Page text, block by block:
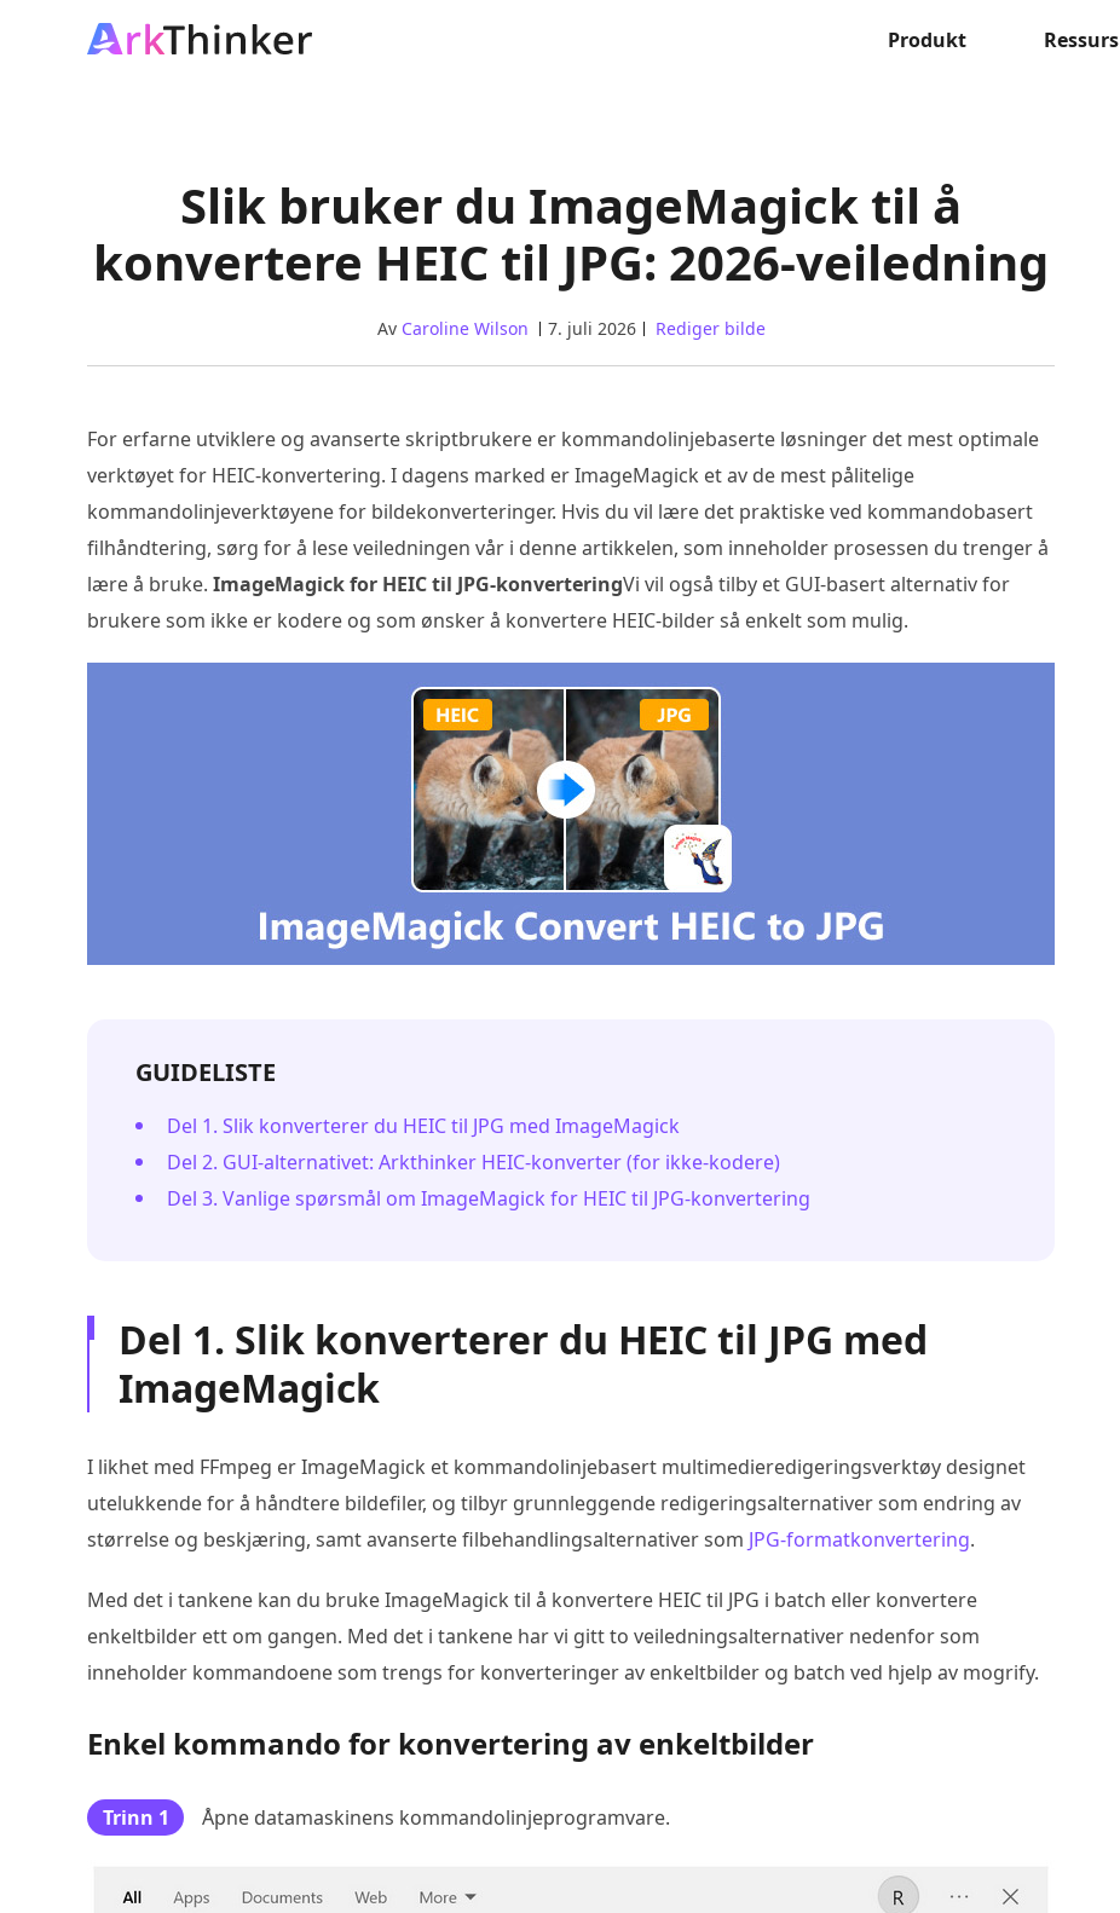
Produkt Ressurs
Slik bruker du ImageMagick til å
konvertere HEIC til JPG: 2026-veiledning
Av Caroline Wilson 7. juli 2026 Rediger bilde
For erfarne utviklere og avanserte skriptbrukere er kommandolinjebaserte løsninger det mest optimale
verktøyet for HEIC-konvertering. I dagens marked er ImageMagick et av de mest pålitelige
kommandolinjeverktøyene for bildekonverteringer. Hvis du vil lære det praktiske ved kommandobasert
filhåndtering, sørg for å lese veiledningen vår i denne artikkelen, som inneholder prosessen du trenger å
lære å bruke. ImageMagick for HEIC til JPG-konverteringVi vil også tilby et GUI-basert alternativ for
brukere som ikke er kodere og som ønsker å konvertere HEIC-bilder så enkelt som mulig.
GUIDELISTE
Del 1. Slik konverterer du HEIC til JPG med ImageMagick
Del 2. GUI-alternativet: Arkthinker HEIC-konverter (for ikke-kodere)
Del 3. Vanlige spørsmål om ImageMagick for HEIC til JPG-konvertering
Del 1. Slik konverterer du HEIC til JPG med
ImageMagick
I likhet med FFmpeg er ImageMagick et kommandolinjebasert multimedieredigeringsverktøy designet
utelukkende for å håndtere bildefiler, og tilbyr grunnleggende redigeringsalternativer som endring av
størrelse og beskjæring, samt avanserte filbehandlingsalternativer som JPG-formatkonvertering.
Med det i tankene kan du bruke ImageMagick til å konvertere HEIC til JPG i batch eller konvertere
enkeltbilder ett om gangen. Med det i tankene har vi gitt to veiledningsalternativer nedenfor som
inneholder kommandoene som trengs for konverteringer av enkeltbilder og batch ved hjelp av mogrify.
Enkel kommando for konvertering av enkeltbilder
Trinn 1 Åpne datamaskinens kommandolinjeprogramvare.